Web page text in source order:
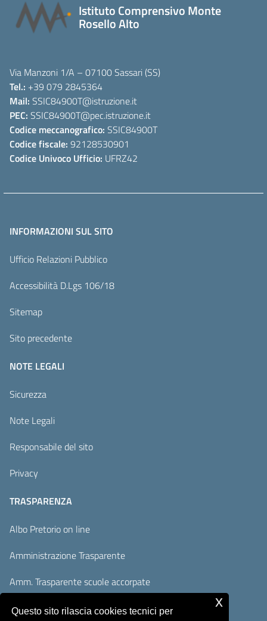
Istituto Comprensivo Monte
Rosello Alto
Via Manzoni 1/A – 07100 Sassari (SS)
Tel.: +39 079 2845364
Mail: SSIC84900T@istruzione.it
PEC: SSIC84900T@pec.istruzione.it
Codice meccanografico: SSIC84900T
Codice fiscale: 92128530901
Codice Univoco Ufficio: UFRZ42
INFORMAZIONI SUL SITO
Ufficio Relazioni Pubblico
Accessibilità D.Lgs 106/18
Sitemap
Sito precedente
NOTE LEGALI
Sicurezza
Note Legali
Responsabile del sito
Privacy
TRASPARENZA
Albo Pretorio on line
Amministrazione Trasparente
Amm. Trasparente scuole accorpate
Adempimenti AVCP / ANAC
Questo sito rilascia cookies tecnici per
x